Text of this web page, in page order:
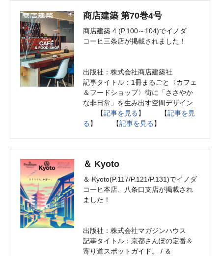
商店建築 第70巻4号
商店建築 4 (P.100～104)でイノダ
コーヒ三条店が掲載されました！
出版社：株式会社商店建築社
記事タイトル：1冊まるごと〈カフェ
＆フードショップ〉街に「ささやか
な非日常」を生み出す空間デザイン
【記事を見る 】 【記事を見
る 】 【記事を見る 】
＆ Kyoto
＆ Kyoto(P.117/P.121/P.131)でイノダ
コーヒ本店、八条口支店が掲載され
ました！
出版社：株式会社マガジンハウス
記事タイトル：京都さんぽの定番＆
寄り道スポットガイド。 / ＆